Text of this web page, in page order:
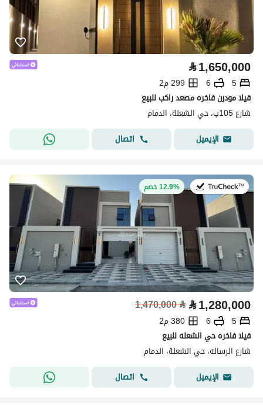
⃁1,650,000
5
6
299 م2
فيلا مودرن فاخره مصعد راكب للبيع
شارع 105ب، حي الشعلة، الدمام
الإيميل
اتصال
في:26 يوليو 202612.9% خصم
⃁1,280,000
⃁
1,470,000
5
6
380 م2
فيلا فاخره حي الشعله للبيع
شارع الرساله، حي الشعلة، الدمام
الإيميل
اتصال